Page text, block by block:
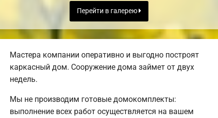
Перейти в галерею
Мастера компании оперативно и выгодно построят
каркасный дом. Сооружение дома займет от двух
недель.
Мы не производим готовые домокомплекты:
выполнение всех работ осуществляется на вашем